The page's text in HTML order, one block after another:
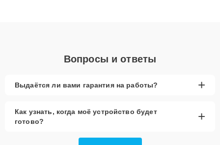
Вопросы и ответы
Выдаётся ли вами гарантия на работы? +
Как узнать, когда моё устройство будет
готово?
+